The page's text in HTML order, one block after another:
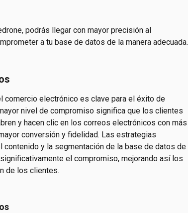
podrás llegar con mayor precisión al
a tu base de datos de la manera adecuada.
comercio electrónico es clave para el éxito de
nivel de compromiso significa que los clientes
y hacen clic en los correos electrónicos con más
conversión y fidelidad. Las estrategias
y la segmentación de la base de datos de
el compromiso, mejorando así los
de los clientes.